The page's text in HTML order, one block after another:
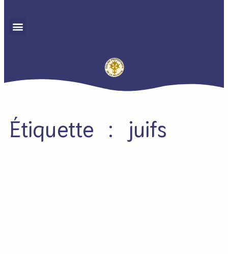
Étiquette : juifs